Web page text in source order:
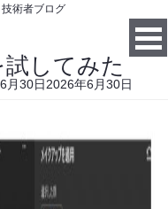
術者ブログ
してみた
月30日2026年6月30日